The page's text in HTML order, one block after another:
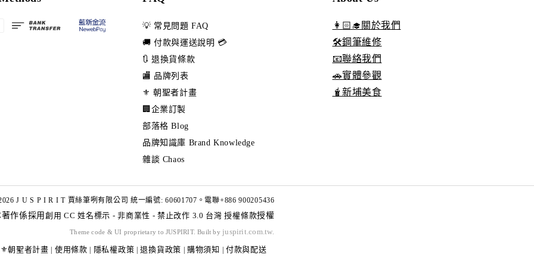
💡 常見問題 FAQ
🚚 付款與運送說明 💳
🔃 退換貨條款
🏬 品牌列表
⚜️ 朝聖者計畫
🏢企業訂製
部落格 Blog
品牌知識庫 Brand Knowledge
雜談 Chaos
👩🏻‍🎓關於我們
🛠️鋼筆維修
📧聯絡我們
🚗實體參觀
🧋新埔美食
J U S P I R I T 賈絲筆咧有限公司 統一編號: 60601707。電聯+886 900205436
著作係採用創用 CC 姓名標示 - 非商業性 - 禁止改作 3.0 台灣 授權條款授權
Theme code & UI proprietary to JUSPIRIT. Built by juspirit.com.tw
⚜️朝聖者計畫 使用條款 隱私權政策 |退換貨政策 購物須知 付款與配送